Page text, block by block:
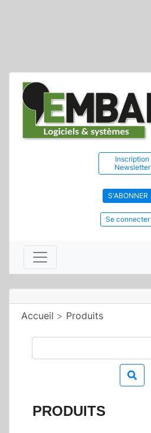
Inscription
Newsletter
S'ABONNER
Se connecter
Accueil > Produits
PRODUITS